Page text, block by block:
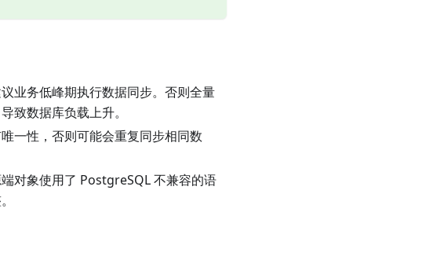
业务低峰期执行数据同步。否则全量
致数据库负载上升。
一性，否则可能会重复同步相同数
对象使用了 PostgreSQL 不兼容的语